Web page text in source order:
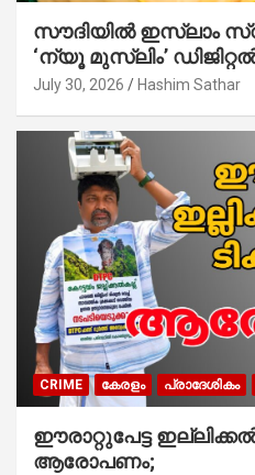
സൗദിയില്‍ ഇസ്‌ലാം
‘ന്യൂ മുസ്ലിം’
ആരംഭിച്ചു
July 30, 2026 Hashim Sathar
CRIME കേരളം പ്രാദേശികം
ഈരാറ്റുപേട്ട ഇല്ലിക്കൽ
ആരോപണം;